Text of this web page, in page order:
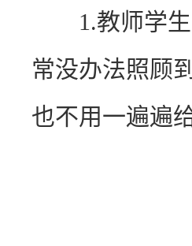
1.教师学生
常没办法照顾
也不用一遍遍